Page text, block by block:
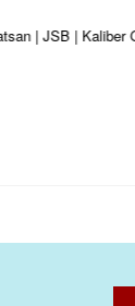
| Kaliber